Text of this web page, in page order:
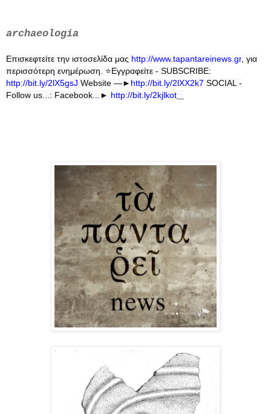
archaeologia
Επισκεφτείτε την ιστοσελίδα μας http://www tapantareinews gr , για
περισσότερη ενημέρωση. ⭐Εγγραφείτε - SUBSCRIBE:
http://bit.ly/2lX5gsJ Website —► http://bit.ly/2lXX2k7 SOCIAL -
Follow us...: Facebook...► http://bit.ly/2kjlkot